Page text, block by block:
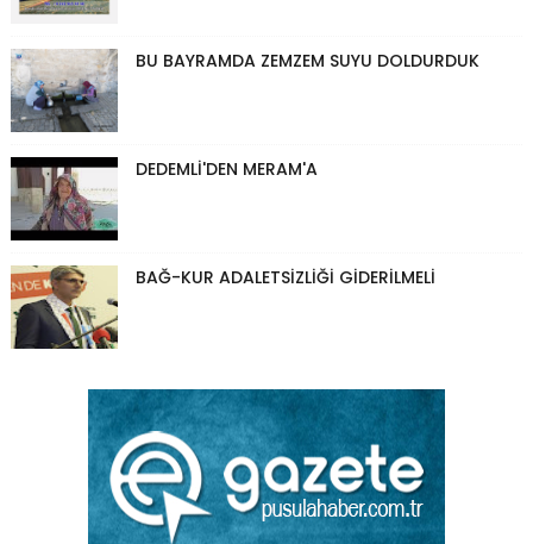
BU BAYRAMDA ZEMZEM SUYU DOLDURDUK
DEDEMLİ'DEN MERAM'A
BAĞ-KUR ADALETSİZLİĞİ GİDERİLMELİ